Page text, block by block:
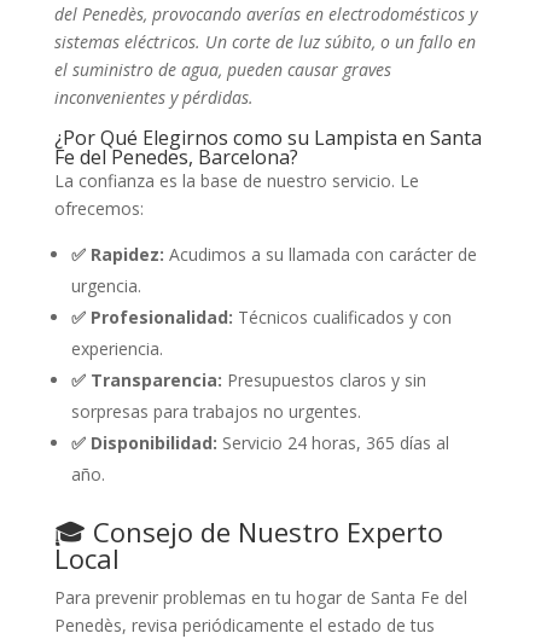
del Penedès, provocando averías en electrodomésticos y
sistemas eléctricos. Un corte de luz súbito, o un fallo en
el suministro de agua, pueden causar graves
inconvenientes y pérdidas.
¿Por Qué Elegirnos como su Lampista en Santa
Fe del Penedes, Barcelona?
La confianza es la base de nuestro servicio. Le
ofrecemos:
✅ Rapidez: Acudimos a su llamada con carácter de
urgencia.
✅ Profesionalidad: Técnicos cualificados y con
experiencia.
✅ Transparencia: Presupuestos claros y sin
sorpresas para trabajos no urgentes.
✅ Disponibilidad: Servicio 24 horas, 365 días al
año.
🎓 Consejo de Nuestro Experto
Local
Para prevenir problemas en tu hogar de Santa Fe del
Penedès, revisa periódicamente el estado de tus